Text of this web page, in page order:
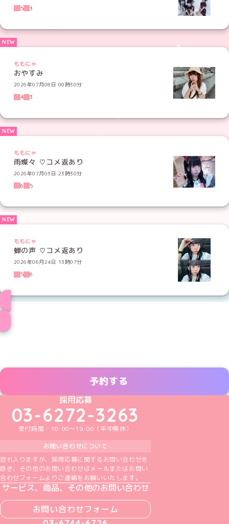
5
3
ももにゃ
おやすみ
2026年07月08日 00時30分
4
3
ももにゃ
雨燦々 ♡コメ返あり
2026年07月03日 23時30分
6
5
ももにゃ
蝉の声 ♡コメ返あり
2026年06月24日 13時07分
5
6
予約する
めいどりーみんTikTok公式アカウント
めいどりーみんX公式アカウント
めいどりーみんInstagram公式アカウント
めいどりーみんFacebook公式アカウン
めいどりーみんYouTube公式アカ
採用応募
03-6272-3263
受付時間：10:00～19:00（年中無休）
お問い合わせについて
恐れ入りますが、採用応募に関するお問い合わせを
除き、その他のお問い合わせはメールまたはお問い
合わせフォームよりご連絡をお願いいたします。
サービス、商品、その他のお問い合わせ
お問い合わせフォーム